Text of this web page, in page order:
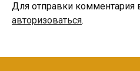
Для отправки комментария
авторизоваться.